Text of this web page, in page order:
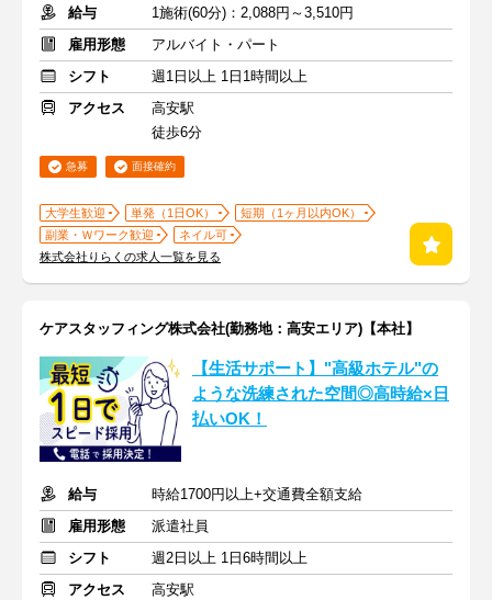
給与
1施術(60分)：2,088円～3,510円
雇用形態
アルバイト・パート
シフト
週1日以上 1日1時間以上
アクセス
高安駅
徒歩6分
急募 面接確約
大学生歓迎 単発（1日OK）
短期（1ヶ月以内OK）
副業・Ｗワーク歓迎
ネイル可
株式会社りらくの求人一覧を見る
ケアスタッフィング株式会社(勤務地：高安エリア)【本社】
【生活サポート】"高級ホテル"の
ような洗練された空間◎高時給×日
払いOK！
給与
時給1700円以上+交通費全額支給
雇用形態
派遣社員
シフト
週2日以上 1日6時間以上
アクセス
高安駅